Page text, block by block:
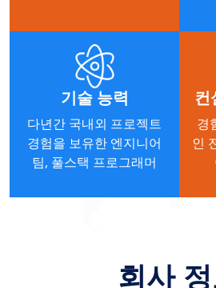
기술 능력
다년간 국내외 프로젝트
경험을 보유한 엔지니어
팀, 풀스택 프로그래머
컨
경
인
회사